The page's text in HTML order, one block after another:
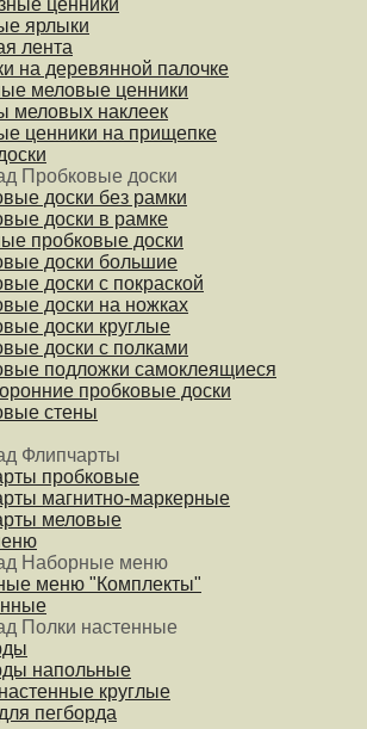
ценники
ярлыки
лента
на деревянной палочке
меловые ценники
меловых наклеек
ценники на прищепке
Пробковые доски
доски без рамки
доски в рамке
пробковые доски
доски большие
доски с покраской
доски на ножках
доски круглые
доски с полками
подложки самоклеящиеся
пробковые доски
стены
Флипчарты
пробковые
магнитно-маркерные
меловые
Наборные меню
меню "Комплекты"
Полки настенные
напольные
круглые
пегборда